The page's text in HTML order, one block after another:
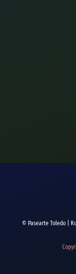
© Pasearte Toledo |